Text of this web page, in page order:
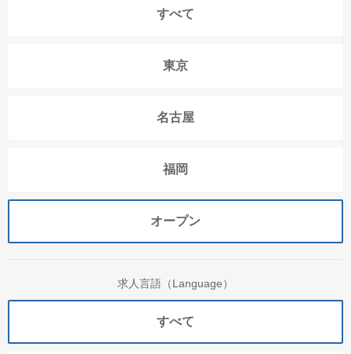
すべて
東京
名古屋
福岡
オープン
求人言語（Language）
すべて